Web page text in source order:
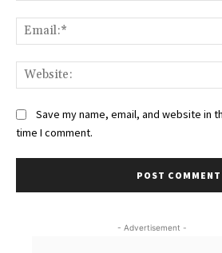
Save my name, email, and website in
time I comment.
- Advertisement -